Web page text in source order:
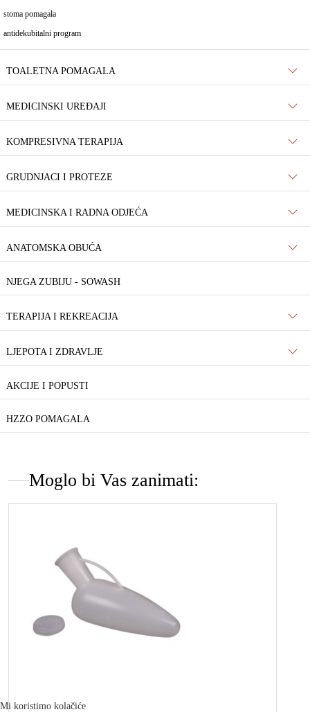
stoma pomagala
antidekubitalni program
TOALETNA POMAGALA
MEDICINSKI UREĐAJI
KOMPRESIVNA TERAPIJA
GRUDNJACI I PROTEZE
MEDICINSKA I RADNA ODJEĆA
ANATOMSKA OBUĆA
NJEGA ZUBIJU - SOWASH
TERAPIJA I REKREACIJA
LJEPOTA I ZDRAVLJE
AKCIJE I POPUSTI
HZZO POMAGALA
Moglo bi Vas zanimati:
Mi koristimo kolačiće